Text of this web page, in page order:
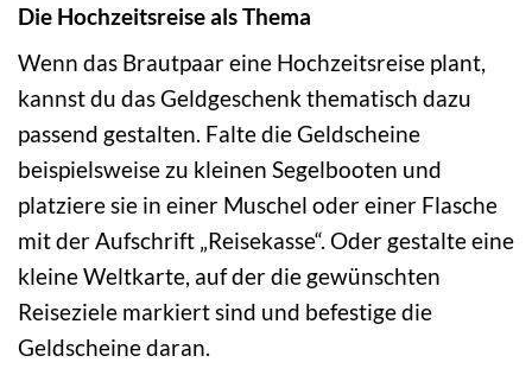
Die Hochzeitsreise als Thema
Wenn das Brautpaar eine Hochzeitsreise plant,
kannst du das Geldgeschenk thematisch dazu
passend gestalten. Falte die Geldscheine
beispielsweise zu kleinen Segelbooten und
platziere sie in einer Muschel oder einer Flasche
mit der Aufschrift „Reisekasse“. Oder gestalte eine
kleine Weltkarte, auf der die gewünschten
Reiseziele markiert sind und befestige die
Geldscheine daran.